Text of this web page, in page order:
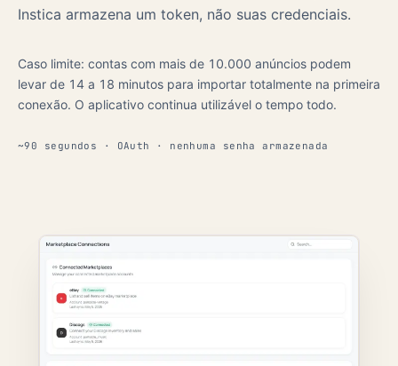
Instica armazena um token, não suas credenciais.
Caso limite: contas com mais de 10.000 anúncios podem
levar de 14 a 18 minutos para importar totalmente na primeira
conexão. O aplicativo continua utilizável o tempo todo.
~90 segundos · OAuth · nenhuma senha armazenada